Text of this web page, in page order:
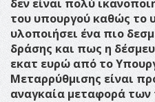
δεν είναι πολύ
του υπουργού καθώς το
υλοποιήσει ένα πιο
δράσης και πως η
εκατ ευρώ από το
Μεταρρύθμισης είναι
αναγκαία μεταφορά